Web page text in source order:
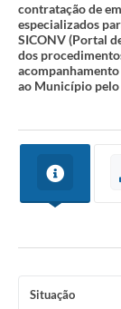
contratação de
especializados
SICONV (Portal
dos
ao Município pelo
Situação